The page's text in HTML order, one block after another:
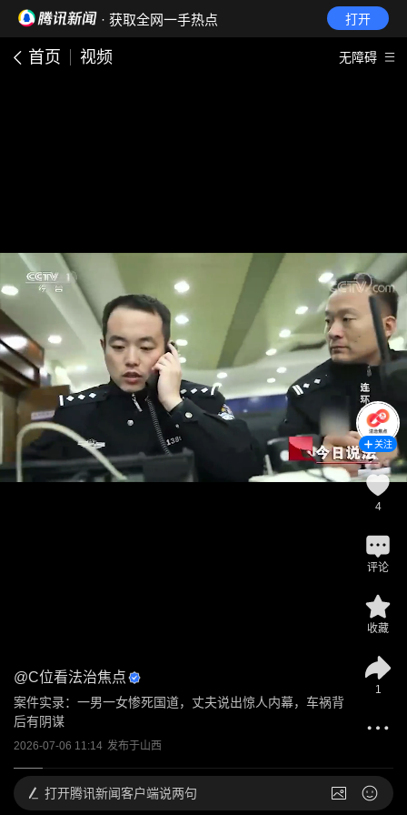
· 获取全网一手热点 打开
首页 视频 无障碍
@C位看法治焦点
案件实录：一男一女惨死国道，丈夫说出惊人内幕，车祸背
后有阴谋
2026-07-06 11:14 发布于山西
关注
4
评论
收藏
1
打开腾讯新闻客户端说两句